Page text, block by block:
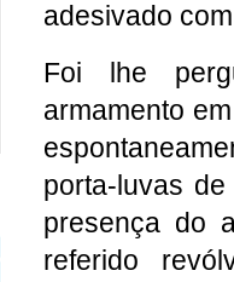
adesivado
Foi lhe
armamento
porta-luvas
presença do
referido